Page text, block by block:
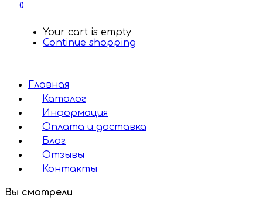
0
Your cart is empty
Continue shopping
Главная
Каталог
Информация
Оплата и доставка
Блог
Отзывы
Контакты
Вы смотрели